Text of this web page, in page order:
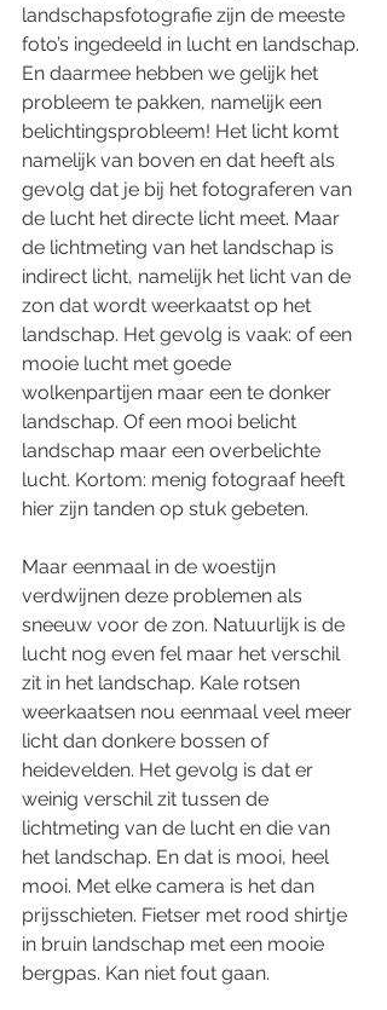
landschapsfotografie zijn de meeste
foto’s ingedeeld in lucht en landschap.
En daarmee hebben we gelijk het
probleem te pakken, namelijk een
belichtingsprobleem! Het licht komt
namelijk van boven en dat heeft als
gevolg dat je bij het fotograferen van
de lucht het directe licht meet. Maar
de lichtmeting van het landschap is
indirect licht, namelijk het licht van de
zon dat wordt weerkaatst op het
landschap. Het gevolg is vaak: of een
mooie lucht met goede
wolkenpartijen maar een te donker
landschap. Of een mooi belicht
landschap maar een overbelichte
lucht. Kortom: menig fotograaf heeft
hier zijn tanden op stuk gebeten.
Maar eenmaal in de woestijn
verdwijnen deze problemen als
sneeuw voor de zon. Natuurlijk is de
lucht nog even fel maar het verschil
zit in het landschap. Kale rotsen
weerkaatsen nou eenmaal veel meer
licht dan donkere bossen of
heidevelden. Het gevolg is dat er
weinig verschil zit tussen de
lichtmeting van de lucht en die van
het landschap. En dat is mooi, heel
mooi. Met elke camera is het dan
prijsschieten. Fietser met rood shirtje
in bruin landschap met een mooie
bergpas. Kan niet fout gaan.